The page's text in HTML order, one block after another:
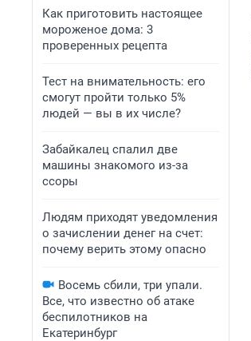
Как приготовить настоящее
мороженое дома: 3
проверенных рецепта
Тест на внимательность: его
смогут пройти только 5%
людей — вы в их числе?
Забайкалец спалил две
машины знакомого из-за
ссоры
Людям приходят уведомления
о зачислении денег на счет:
почему верить этому опасно
Восемь сбили, три упали.
Все, что известно об атаке
беспилотников на
Екатеринбург